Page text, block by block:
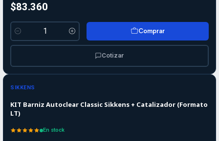
$83.360
Cantidad
Comprar
Cotizar
SIKKENS
KIT Barniz Autoclear Classic Sikkens + Catalizador (Formato
LT)
En stock